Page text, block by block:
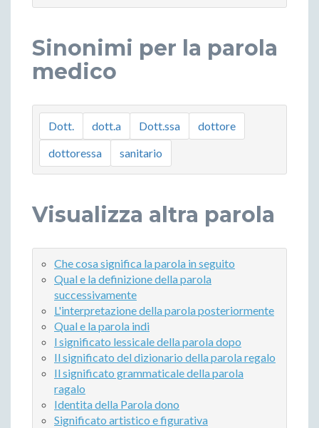
Sinonimi per la parola
medico
Dott. dott.a Dott.ssa
dottore
dottoressa
sanitario
Visualizza altra parola
Che cosa significa la parola in seguito
Qual e la definizione della parola
successivamente
L'interpretazione della parola posteriormente
Qual e la parola indi
l significato lessicale della parola dopo
Il significato del dizionario della parola regalo
Il significato grammaticale della parola
ragalo
Identita della Parola dono
Significato artistico e figurativa